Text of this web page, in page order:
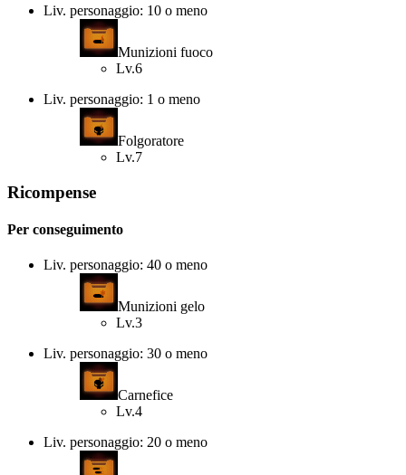
Liv. personaggio: 10 o meno
Munizioni fuoco
Lv.6
Liv. personaggio: 1 o meno
Folgoratore
Lv.7
Ricompense
Per conseguimento
Liv. personaggio: 40 o meno
Munizioni gelo
Lv.3
Liv. personaggio: 30 o meno
Carnefice
Lv.4
Liv. personaggio: 20 o meno